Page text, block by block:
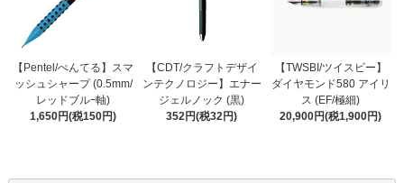
【Pentel/ぺんてる】スマ
ッシュシャープ (0.5mm/
レッドブルｰ軸)
1,650円(税150円)
【CDT/クラフトデザイ
ンテクノロジー】エナー
ジェルノック (黒)
352円(税32円)
【TWSBI/ツイスビー】
ダイヤモンド580 アイリ
ス (EF/極細)
20,900円(税1,900円)